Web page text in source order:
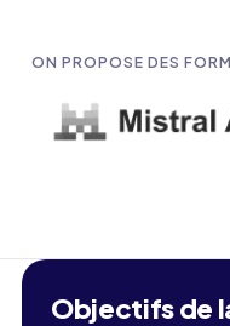
ON PROPOSE DES
Objectifs de